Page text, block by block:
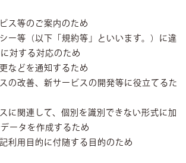
ス等のご案内のため
ー等（以下「規約等」といいます。）に違
対する対応のため
などを通知するため
の改善、新サービスの開発等に役立てるた
に関連して、個別を識別できない形式に加
ータを作成するため
利用目的に付随する目的のため